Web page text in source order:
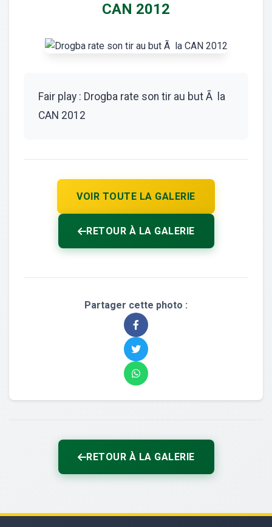
CAN 2012
Fair play : Drogba rate son tir au but Ã la
CAN 2012
VOIR TOUTE LA GALERIE
RETOUR À LA GALERIE
Partager cette photo :
RETOUR À LA GALERIE